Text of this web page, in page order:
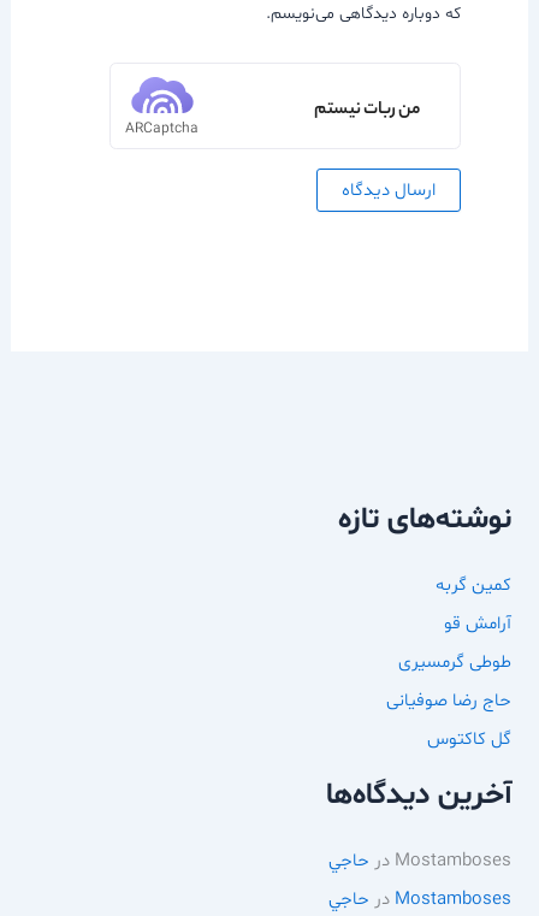
که دوباره دیدگاهی می‌نویسم.
من ربات نیستم
ARCaptcha
نوشته‌های تازه
کمین گربه
آرامش قو
طوطی گرمسیری
حاج رضا صوفیانی
گل کاکتوس
آخرین دیدگاه‌ها
Mostamboses در حاجي
Mostamboses در حاجي